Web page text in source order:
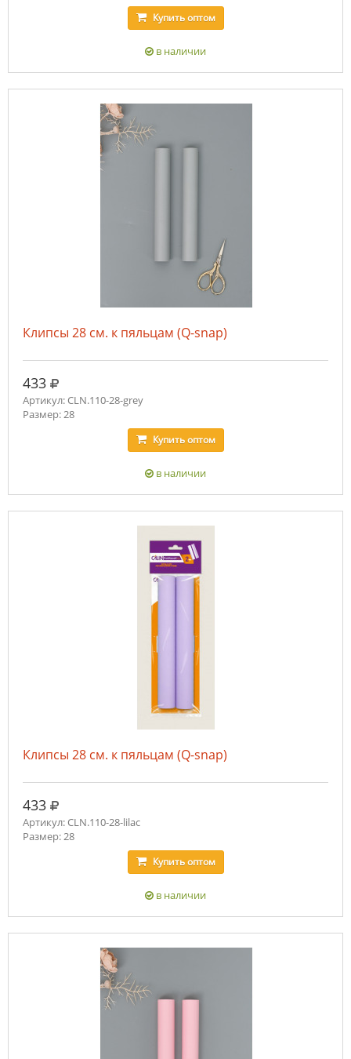
Купитьоптом
в наличии
Клипсы 28 см. к пяльцам (Q-snap)
433 руб.
Артикул: CLN.110-28-grey
Размер: 28
Купитьоптом
в наличии
Клипсы 28 см. к пяльцам (Q-snap)
433 руб.
Артикул: CLN.110-28-lilac
Размер: 28
Купитьоптом
в наличии